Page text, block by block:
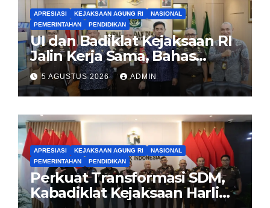
APRESIASI KEJAKSAAN AGUNG RI
NASIONAL
PEMERINTAHAN
PENDIDIKAN
UI dan Badiklat Kejaksaan RI
Jalin Kerja Sama, Bahas
Pembentukan Pusat Studi
Kajian Kejaksaan
5 AGUSTUS 2026 ADMIN
APRESIASI KEJAKSAAN AGUNG RI
NASIONAL
PEMERINTAHAN
PENDIDIKAN
Perkuat Transformasi SDM,
Kabadiklat Kejaksaan Harli